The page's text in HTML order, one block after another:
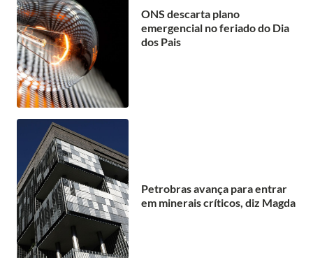
ONS descarta plano
emergencial no feriado do Dia
dos Pais
Petrobras avança para entrar
em minerais críticos, diz Magda